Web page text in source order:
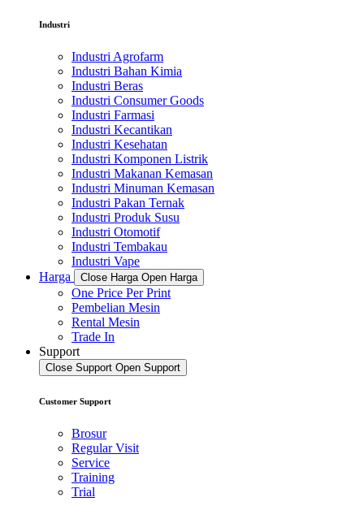
Industri
Industri Agrofarm
Industri Bahan Kimia
Industri Beras
Industri Consumer Goods
Industri Farmasi
Industri Kecantikan
Industri Kesehatan
Industri Komponen Listrik
Industri Makanan Kemasan
Industri Minuman Kemasan
Industri Pakan Ternak
Industri Produk Susu
Industri Otomotif
Industri Tembakau
Industri Vape
Harga
Close Harga Open Harga
One Price Per Print
Pembelian Mesin
Rental Mesin
Trade In
Support
Close Support Open Support
Customer Support
Brosur
Regular Visit
Service
Training
Trial